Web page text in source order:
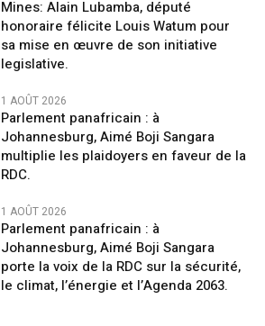
Mines: Alain Lubamba, député
honoraire félicite Louis Watum pour
sa mise en œuvre de son initiative
legislative.
1 AOÛT 2026
Parlement panafricain : à
Johannesburg, Aimé Boji Sangara
multiplie les plaidoyers en faveur de la
RDC.
1 AOÛT 2026
Parlement panafricain : à
Johannesburg, Aimé Boji Sangara
porte la voix de la RDC sur la sécurité,
le climat, l’énergie et l’Agenda 2063.